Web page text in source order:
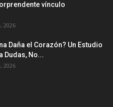
vínculo
2026
Daña el Corazón? Un Estudio
Dudas, No...
2026